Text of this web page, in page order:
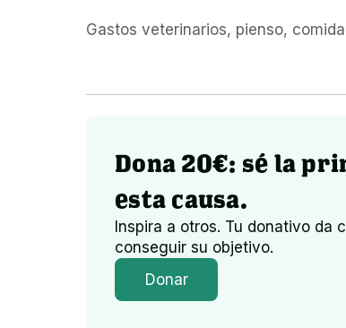
Gastos veterinarios, pienso,
Dona 20€: sé la
esta causa.
Inspira a otros. Tu donativo da
conseguir su objetivo.
Donar